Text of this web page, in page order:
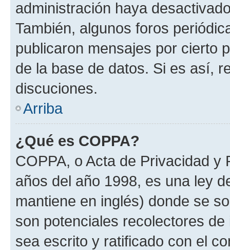
administración haya
También, algunos foros
publicaron mensajes por cierto
de la base de datos. Si es así,
discuciones.
Arriba
¿Qué es COPPA?
COPPA, o Acta de Privacidad
años del año 1998, es una ley
mantiene en inglés) donde se
son potenciales recolectores
sea escrito y ratificado con el